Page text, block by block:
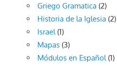
Griego Gramatica (2)
Historia de la Iglesia (2)
Israel(1)
Mapas (3)
Módulos en Español(1)